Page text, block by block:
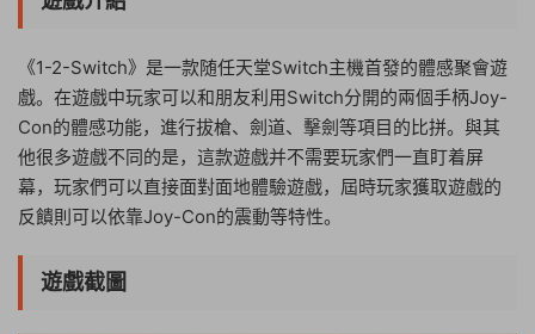
《1-2-Switch》是一款随任天堂Switch主機首發的體感聚會遊
戲。在遊戲中玩家可以和朋友利用Switch分開的兩個手柄Joy-
Con的體感功能，進行拔槍、劍道、擊劍等項目的比拼。與其
他很多遊戲不同的是，這款遊戲并不需要玩家們一直盯着屏
幕，玩家們可以直接面對面地體驗遊戲，屆時玩家獲取遊戲的
反饋則可以依靠Joy-Con的震動等特性。
遊戲截圖